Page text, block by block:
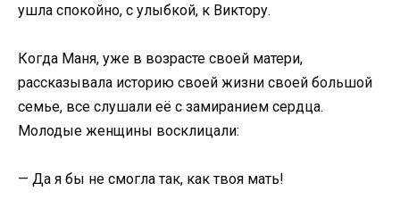
ушла спокойно, с улыбкой, к Виктору.
Когда Маня, уже в возрасте своей матери,
рассказывала историю своей жизни своей большой
семье, все слушали её с замиранием сердца.
Молодые женщины восклицали:
— Да я бы не смогла так, как твоя мать!